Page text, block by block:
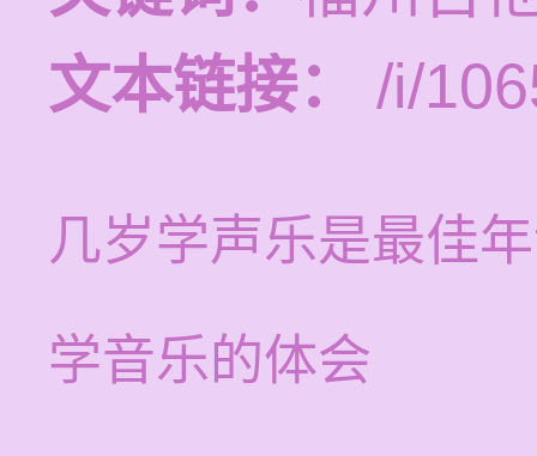
文本链接：
/i/
几岁学声乐是最佳
学音乐的体会